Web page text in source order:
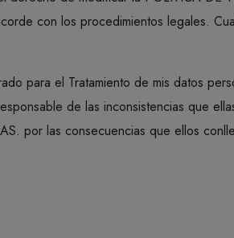
con los procedimientos legales.
para el Tratamiento de mis datos
de las inconsistencias que
por las consecuencias que ellos